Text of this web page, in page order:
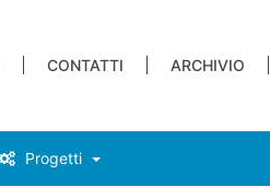
CONTATTI ARCHIVIO
Progetti